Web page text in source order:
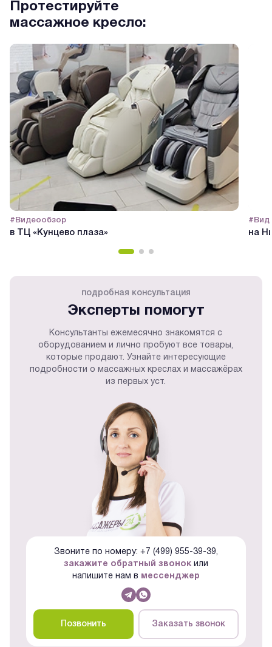
Протестируйте
массажное кресло:
#Видеообзор
в ТЦ «Кунцево плаза» на
подробная консультация
Эксперты помогут
Консультанты ежемесячно знакомятся с
оборудованием и лично пробуют все товары,
которые продают. Узнайте интересующие
подробности о массажных креслах и массажёрах
из первых уст.
Звоните по номеру: +7 (499) 955-39-39,
закажите обратный звонокили
напишите нам в мессенджер
Позвонить Заказать звонок